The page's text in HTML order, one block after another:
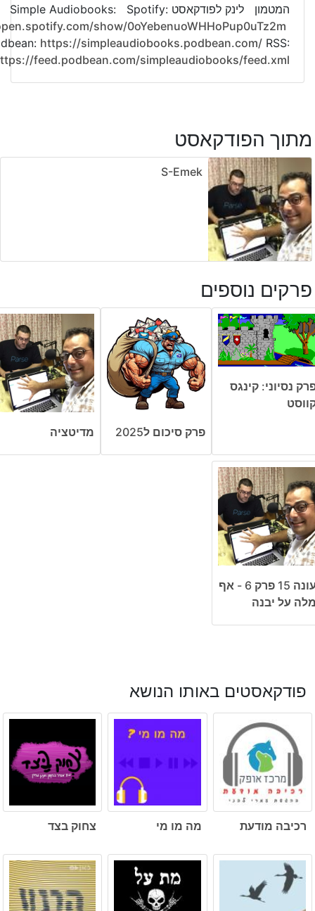
המטמון לינק לפודקאסט Simple Audiobooks: Spotify:
show/0oYebenuoWHHoPup0uTz2m
https://simpleaudiobooks.podbean.com/ RSS:
feed.podbean.com/simpleaudiobooks/feed.xml
מתוך הפודקאסט
S-Emek
פרקים נוספים
נסיוני: קינגס
פרק סיכום ל2025 מדיטציה
עונה 15 פרק 6 - אף
על יבנה
פודקאסטים באותו הנושא
רכיבה מודעת מה מו מי צחוק בצד